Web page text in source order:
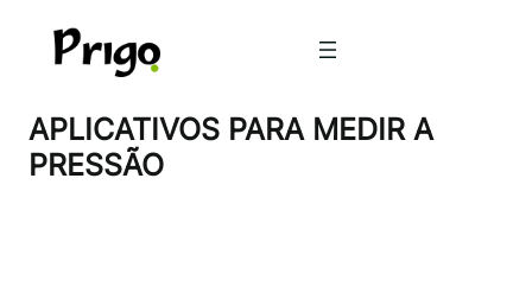
APLICATIVOS PARA MEDIR A
PRESSÃO